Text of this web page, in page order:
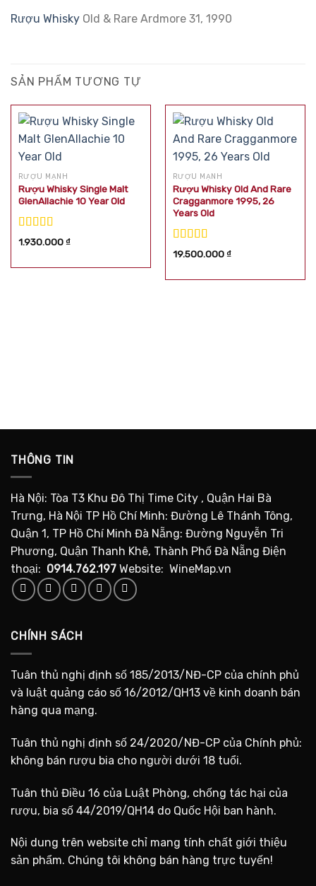
Rượu Whisky Old & Rare Ardmore 31, 1990
SẢN PHẨM TƯƠNG TỰ
RƯỢU MẠNH
Rượu Whisky Single Malt
GlenAllachie 10 Year Old
Được xếp
1.930.000₫
RƯỢU MẠNH
Rượu Whisky Old And Rare
Cragganmore 1995, 26
Years Old
Được xếp
19.500.000₫
THÔNG TIN
Hà Nội: Tòa T3 Khu Đô Thị Time City , Quận Hai Bà
Trưng, Hà Nội TP Hồ Chí Minh: Đường Lê Thánh Tông,
Quận 1, TP Hồ Chí Minh Đà Nẵng: Đường Nguyễn Tri
Phương, Quận Thanh Khê, Thành Phố Đà Nẵng Điện
thoại: 0914.762.197 Website: WineMap.vn
CHÍNH SÁCH
Tuân thủ nghị định số 185/2013/NĐ-CP của chính phủ
và luật quảng cáo số 16/2012/QH13 về kinh doanh bán
hàng qua mạng.
Tuân thủ nghị định số 24/2020/NĐ-CP của Chính phủ:
không bán rượu bia cho người dưới 18 tuổi.
Tuân thủ Điều 16 của Luật Phòng, chống tác hại của
rượu, bia số 44/2019/QH14 do Quốc Hội ban hành.
Nội dung trên website chỉ mang tính chất giới thiệu
sản phẩm. Chúng tôi không bán hàng trực tuyến!